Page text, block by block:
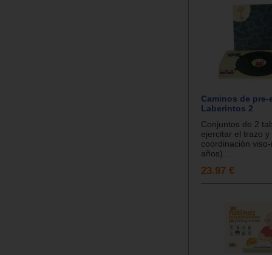
Caminos de
Laberintos 2
Conjuntos de 2
ejercitar el trazo y
coordinación
años)...
23.97 €